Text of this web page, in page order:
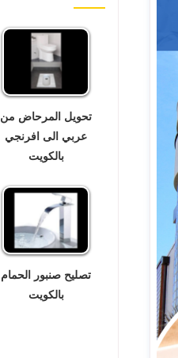
تحويل المرحاض من
عربي الى افرنجي
بالكويت
تصليح صنبور الحمام
بالكويت